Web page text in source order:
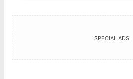
SPECIAL ADS